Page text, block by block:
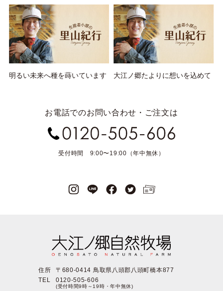
明るい未来へ種を蒔いています 大江ノ郷たよりに想いを込めて
お電話でのお問い合わせ・ご注文は
受付時間 9:00〜19:00（年中無休）
住所
〒680-0414 鳥取県八頭郡八頭町橋本877
TEL
0120-505-606
(受付時間9時～19時・年中無休)